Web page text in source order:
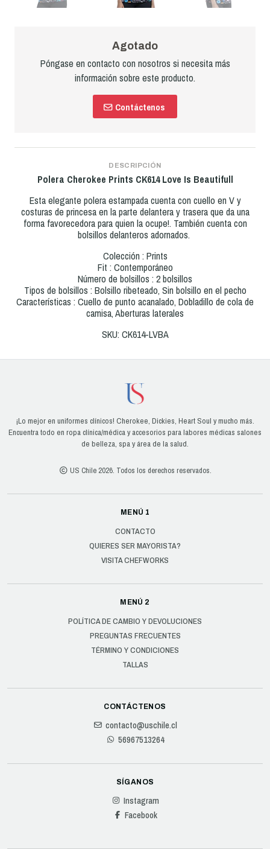
Agotado
Póngase en contacto con nosotros si necesita más
información sobre este producto.
Contáctenos
DESCRIPCIÓN
Polera Cherokee Prints CK614 Love Is Beautifull
Esta elegante polera estampada cuenta con cuello en V y
costuras de princesa en la parte delantera y trasera que da una
forma favorecedora para quien la ocupe!. También cuenta con
bolsillos delanteros adornados.
Colección : Prints
Fit : Contemporáneo
Número de bolsillos : 2 bolsillos
Tipos de bolsillos : Bolsillo ribeteado, Sin bolsillo en el pecho
Características : Cuello de punto acanalado, Dobladillo de cola de
camisa, Aberturas laterales
SKU: CK614-LVBA
¡Lo mejor en uniformes clínicos! Cherokee, Dickies, Heart Soul y mucho más.
Encuentra todo en ropa clínica/médica y accesorios para labores médicas salones
de belleza, spa y área de la salud.
US Chile 2026. Todos los derechos reservados.
MENÚ 1
CONTACTO
QUIERES SER MAYORISTA?
VISITA CHEFWORKS
MENÚ 2
POLÍTICA DE CAMBIO Y DEVOLUCIONES
PREGUNTAS FRECUENTES
TÉRMINO Y CONDICIONES
TALLAS
CONTÁCTENOS
contacto@uschile.cl
56967513264
SÍGANOS
Instagram
Facebook